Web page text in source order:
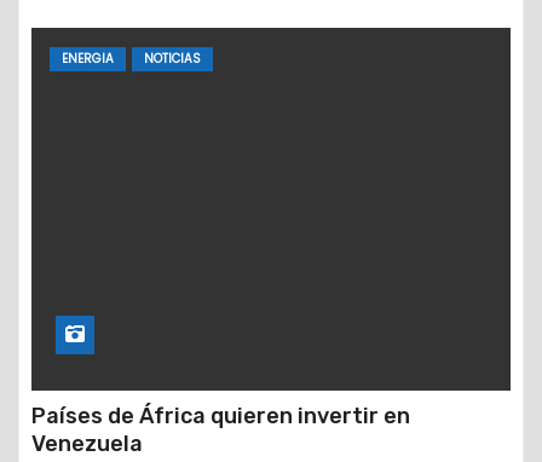
ENERGIA NOTICIAS
Países de África quieren invertir en
Venezuela